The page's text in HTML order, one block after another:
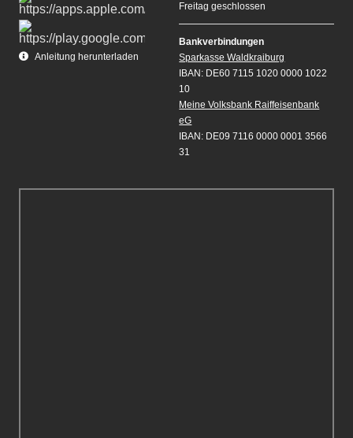
Anleitung herunterladen
Freitag geschlossen
Bankverbindungen
Sparkasse Waldkraiburg
IBAN: DE60 7115 1020 0000 1022
10
Meine Volksbank Raiffeisenbank
eG
IBAN: DE09 7116 0000 0001 3566
31